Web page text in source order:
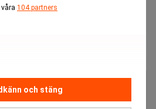
våra 104 partners
och stäng